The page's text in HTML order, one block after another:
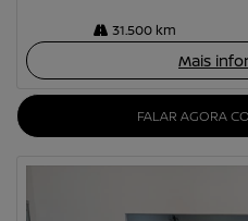
31.500 km
Mais
FALAR AGORA